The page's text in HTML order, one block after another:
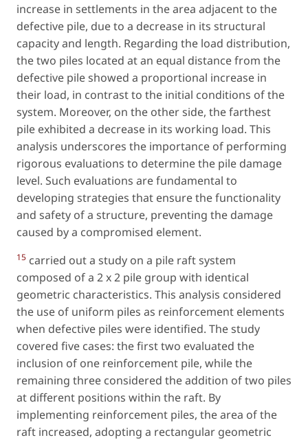
increase in settlements in the area adjacent to the
defective pile, due to a decrease in its structural
capacity and length. Regarding the load distribution,
the two piles located at an equal distance from the
defective pile showed a proportional increase in
their load, in contrast to the initial conditions of the
system. Moreover, on the other side, the farthest
pile exhibited a decrease in its working load. This
analysis underscores the importance of performing
rigorous evaluations to determine the pile damage
level. Such evaluations are fundamental to
developing strategies that ensure the functionality
and safety of a structure, preventing the damage
caused by a compromised element.
15 carried out a study on a pile raft system
composed of a 2 x 2 pile group with identical
geometric characteristics. This analysis considered
the use of uniform piles as reinforcement elements
when defective piles were identified. The study
covered five cases: the first two evaluated the
inclusion of one reinforcement pile, while the
remaining three considered the addition of two piles
at different positions within the raft. By
implementing reinforcement piles, the area of the
raft increased, adopting a rectangular geometric